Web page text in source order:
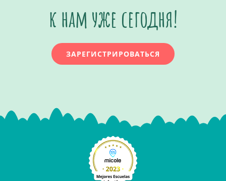
к нам уже сегодня!
ЗАРЕГИСТРИРОВАТЬСЯ